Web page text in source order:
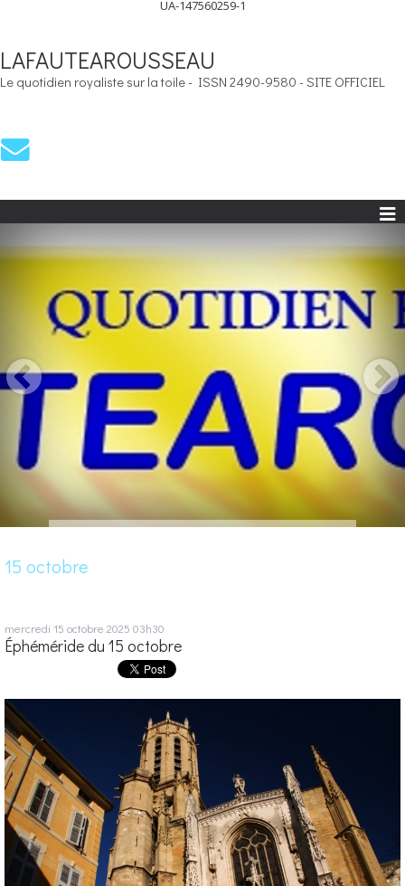
UA-147560259-1
LAFAUTEAROUSSEAU
Le quotidien royaliste sur la toile - ISSN 2490-9580 - SITE OFFICIEL
15 octobre
mercredi 15 octobre 2025 03h30
Éphéméride du 15 octobre